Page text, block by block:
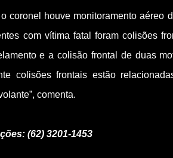
coronel houve monitoramento aéreo
com vítima fatal foram colisões
e a colisão frontal de duas
colisões frontais estão
comenta.
(62) 3201-1453